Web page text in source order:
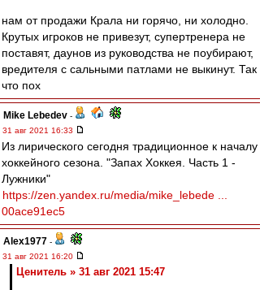
нам от продажи Крала ни горячо, ни холодно.
Крутых игроков не привезут, супертренера не
поставят, даунов из руководства не поубирают,
вредителя с сальными патлами не выкинут. Так
что пох
Mike Lebedev -
31 авг 2021 16:33
Из лирического сегодня традиционное к началу
хоккейного сезона. "Запах Хоккея. Часть 1 -
Лужники"
https://zen.yandex.ru/media/mike_lebede ...
00ace91ec5
Alex1977 -
31 авг 2021 16:20
Ценитель » 31 авг 2021 15:47